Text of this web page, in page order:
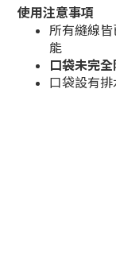
使用注意事項
所有縫線
能
口袋未完
口袋設有